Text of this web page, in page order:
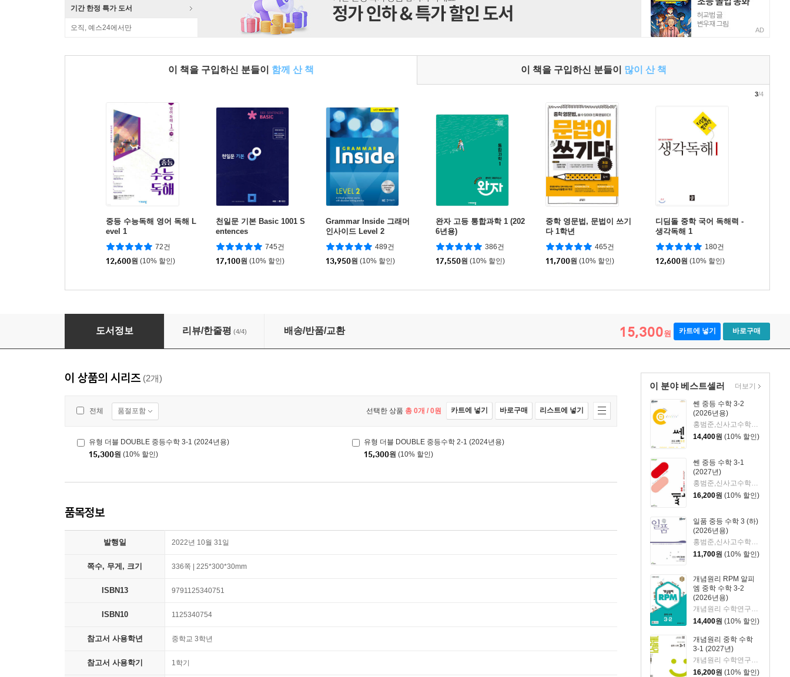
기간 한정 특가 도서
오직, 예스24에서만 AD
이 책을 구입하신 분들이 함께 산 책 이 책을 구입하신 분들이 많이 산 책
중등 수능독해 영어 독해 L
evel 1
72건
12,600원 (10% 할인)
천일문 기본 Basic 1001 S
entences
745건
17,100원 (10% 할인)
Grammar Inside 그래머
인사이드 Level 2
489건
13,950원 (10% 할인)
완자 고등 통합과학 1 (202
6년용)
386건
17,550원 (10% 할인)
중학 영문법, 문법이 쓰기
다 1학년
465건
11,700원 (10% 할인)
디딤돌 중학 국어 독해력 -
생각독해 1
180건
12,600원 (10% 할인)
3/4
유형 더블 DOUBLE 중등수학 3-1 (2024년용)
도서정보 리뷰/한줄평 (4/4) 배송/반품/교환 15,300원 카트에 넣기 바로구매
이 분야 베스트셀러
쎈 중등 수학 3-2
(2026년용)
홍범준,신사고수학콘텐츠연구회 저
14,400원 (10% 할인)
쎈 중등 수학 3-1
(2027년)
홍범준,신사고수학콘텐츠연구회 공저
16,200원 (10% 할인)
일품 중등 수학 3 (하)
(2026년용)
홍범준,신사고수학콘텐츠연구회 저
11,700원 (10% 할인)
개념원리 RPM 알피
엠 중학 수학 3-2
(2026년용)
개념원리 수학연구소 저
14,400원 (10% 할인)
개념원리 중학 수학
3-1 (2027년)
16,200원 (10% 할인)
더보기
이 상품의 시리즈 (2개)
전체 품절포함 선택한 상품 총 0개 / 0원 카트에 넣기 바로구매 리스트에 넣기
유형 더블 DOUBLE 중등수학 3-1 (2024년용)
15,300원 (10% 할인)
유형 더블 DOUBLE 중등수학 2-1 (2024년용)
15,300원 (10% 할인)
품목정보
발행일 2022년 10월 31일
쪽수, 무게, 크기 336쪽 | 225*300*30mm
ISBN13 9791125340751
ISBN10 1125340754
참고서 사용학년 중학교 3학년
참고서 사용학기 1학기